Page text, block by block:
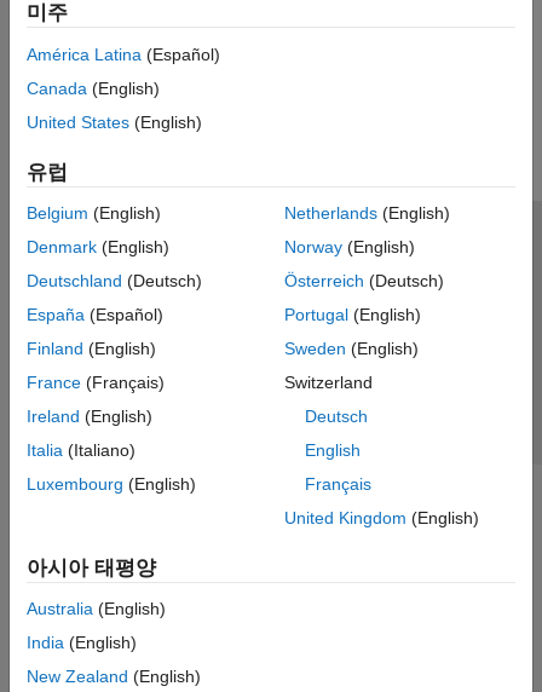
미주
América Latina (Español)
Canada (English)
United States (English)
유럽
Belgium (English)
Denmark (English)
Deutschland (Deutsch)
España (Español)
Finland (English)
France (Français)
Ireland (English)
Italia (Italiano)
Luxembourg (English)
Netherlands(English)
Norway(English)
Österreich (Deutsch)
Portugal(English)
Sweden (English)
Switzerland
Deutsch
English
Français
United Kingdom (English)
아시아 태평양
Australia (English)
India (English)
New Zealand (English)
신뢰 센터 등록 상표 개인정보 취급방침
불법 복제 방지
애플리케이션 상태
© 1994-2026 The MathWorks, Inc.